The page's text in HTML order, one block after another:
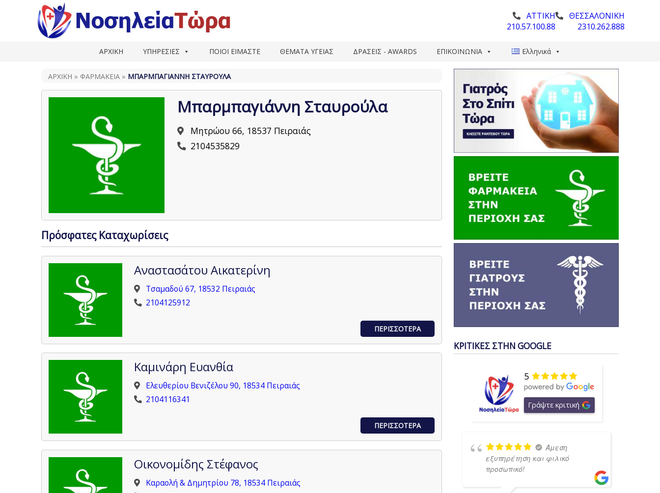
ΑΤΤΙΚΗ
210.57.100.88
ΘΕΣΣΑΛΟΝΙΚΗ
2310.262.888
ΑΡΧΙΚΗ ΥΠΗΡΕΣΙΕΣ ΠΟΙΟΙ ΕΙΜΑΣΤΕ ΘΕΜΑΤΑ ΥΓΕΙΑΣ ΔΡΑΣΕΙΣ - AWARDS ΕΠΙΚΟΙΝΩΝΙΑ Ελληνικά
ΑΡΧΙΚΗ » ΦΑΡΜΑΚΕΊΑ » ΜΠΑΡΜΠΑΓΙΆΝΝΗ ΣΤΑΥΡΟΎΛΑ
Μπαρμπαγιάννη Σταυρούλα
Μητρώου 66, 18537 Πειραιάς
2104535829
Πρόσφατες Καταχωρίσεις
Αναστασάτου Αικατερίνη
Τσαμαδού 67, 18532 Πειραιάς
2104125912
ΠΕΡΙΣΣΟΤΕΡΑ
Καμινάρη Ευανθία
Ελευθερίου Βενιζέλου 90, 18534 Πειραιάς
2104116341
ΠΕΡΙΣΣΟΤΕΡΑ
Οικονομίδης Στέφανος
Καραολή & Δημητρίου 78, 18534 Πειραιάς
ΚΡΙΤΙΚΕΣ ΣΤΗΝ GOOGLE
5
Γράψτε κριτική
Άμεση
εξυπηρέτηση και φιλικό
προσωπικό!